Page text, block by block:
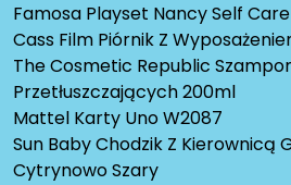
Famosa Playset Nancy Self
Cass Film Piórnik Z
The Cosmetic Republic
Przetłuszczających 200ml
Mattel Karty Uno W2087
Sun Baby Chodzik Z Kierownicą
Cytrynowo Szary